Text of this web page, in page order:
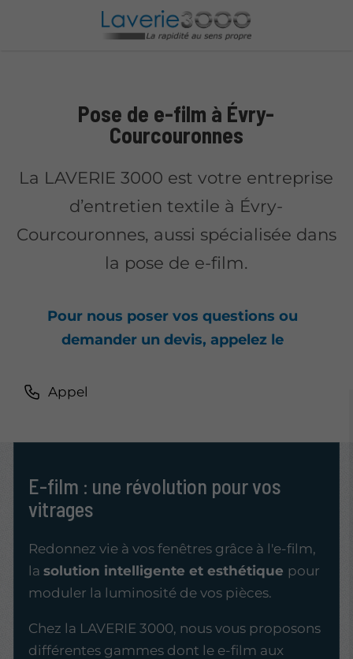
Pose de e-film à Évry-
Courcouronnes
La LAVERIE 3000 est votre entreprise
d’entretien textile à Évry-
Courcouronnes, aussi spécialisée dans
la pose de e-film.
Pour nous poser vos questions ou
demander un devis, appelez le
Appel
E-film : une révolution pour vos
vitrages
Redonnez vie à vos fenêtres grâce à l'e-film,
lasolution intelligente et esthétique pour
moduler la luminosité de vos pièces.
Chez la LAVERIE 3000, nous vous proposons
différentes gammes dont le e-film aux